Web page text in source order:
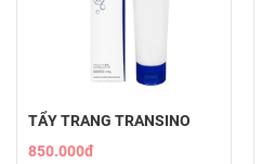
TẨY TRANG TRANSINO
850.000đ